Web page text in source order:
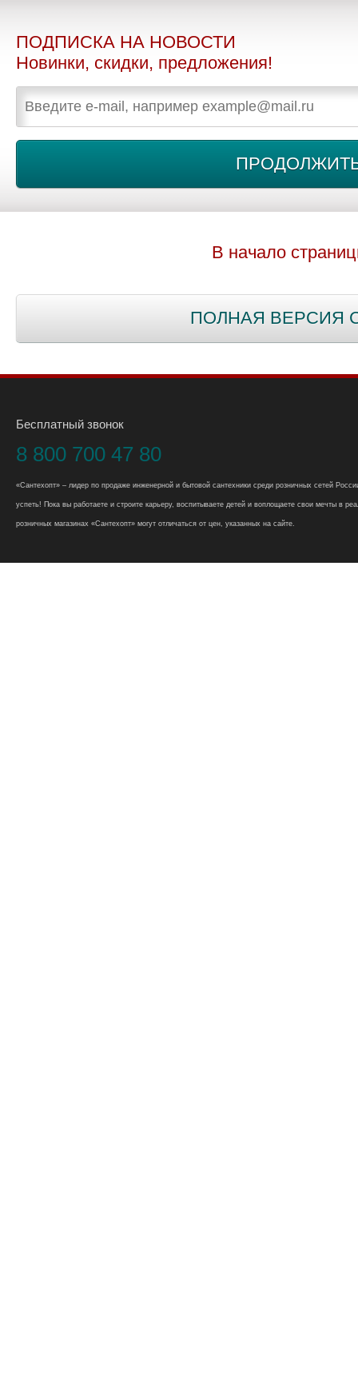
ПОДПИСКА НА НОВОСТИ
Новинки, скидки, предложения!
В начало
ПОЛНАЯ ВЕРСИЯ
Бесплатный звонок
8 800 700 47 80
«Сантехопт» – лидер по продаже инженерной и бытовой сантехники среди розничных сетей
успеть! Пока вы работаете и строите карьеру, воспитываете детей и воплощаете свои мечты в
розничных магазинах «Сантехопт» могут отличаться от цен, указанных на сайте.